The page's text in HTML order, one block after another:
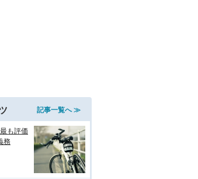
記事一覧へ ≫
も評価
務